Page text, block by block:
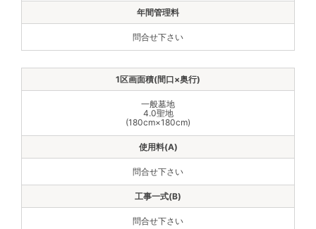
問合せ下さい
一般墓地
4.0聖地
(180cm×180cm)
問合せ下さい
問合せ下さい